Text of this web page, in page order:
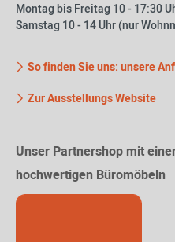
Montag bis Freitag 10 - 17:30
Samstag 10 - 14 Uhr (nur
So finden Sie uns: unsere
Zur Ausstellungs Website
Unser Partnershop mit
hochwertigen Büromöbeln